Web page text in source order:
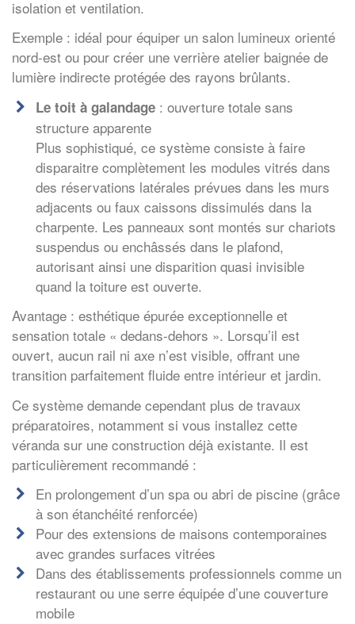
isolation et ventilation.
Exemple : idéal pour équiper un salon lumineux orienté
nord-est ou pour créer une verrière atelier baignée de
lumière indirecte protégée des rayons brûlants.
Le toit à galandage : ouverture totale sans
structure apparente
Plus sophistiqué, ce système consiste à faire
disparaitre complètement les modules vitrés dans
des réservations latérales prévues dans les murs
adjacents ou faux caissons dissimulés dans la
charpente. Les panneaux sont montés sur chariots
suspendus ou enchâssés dans le plafond,
autorisant ainsi une disparition quasi invisible
quand la toiture est ouverte.
Avantage : esthétique épurée exceptionnelle et
sensation totale « dedans-dehors ». Lorsqu’il est
ouvert, aucun rail ni axe n’est visible, offrant une
transition parfaitement fluide entre intérieur et jardin.
Ce système demande cependant plus de travaux
préparatoires, notamment si vous installez cette
véranda sur une construction déjà existante. Il est
particulièrement recommandé :
En prolongement d’un spa ou abri de piscine (grâce
à son étanchéité renforcée)
Pour des extensions de maisons contemporaines
avec grandes surfaces vitrées
Dans des établissements professionnels comme un
restaurant ou une serre équipée d’une couverture
mobile